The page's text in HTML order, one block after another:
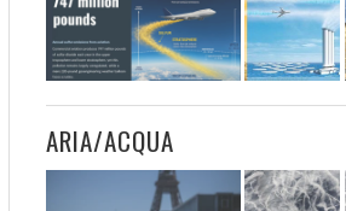
ARIA/ACQUA